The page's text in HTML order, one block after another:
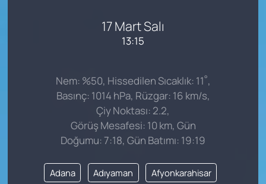
17 Mart Salı
13:15
Nem: %50, Hissedilen Sıcaklık: 11°,
Basınç: 1014 hPa, Rüzgar: 16 km/s,
Çiy Noktası: 2.2,
Görüş Mesafesi: 10 km, Gün
Doğumu: 7:18, Gün Batımı: 19:19
Adana Adıyaman Afyonkarahisar